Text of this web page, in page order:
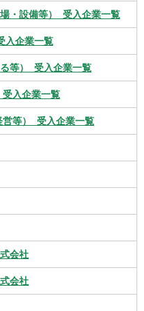
・設備等）_受入企業一覧
入企業一覧
等）_受入企業一覧
入企業一覧
等）_受入企業一覧
会社
会社